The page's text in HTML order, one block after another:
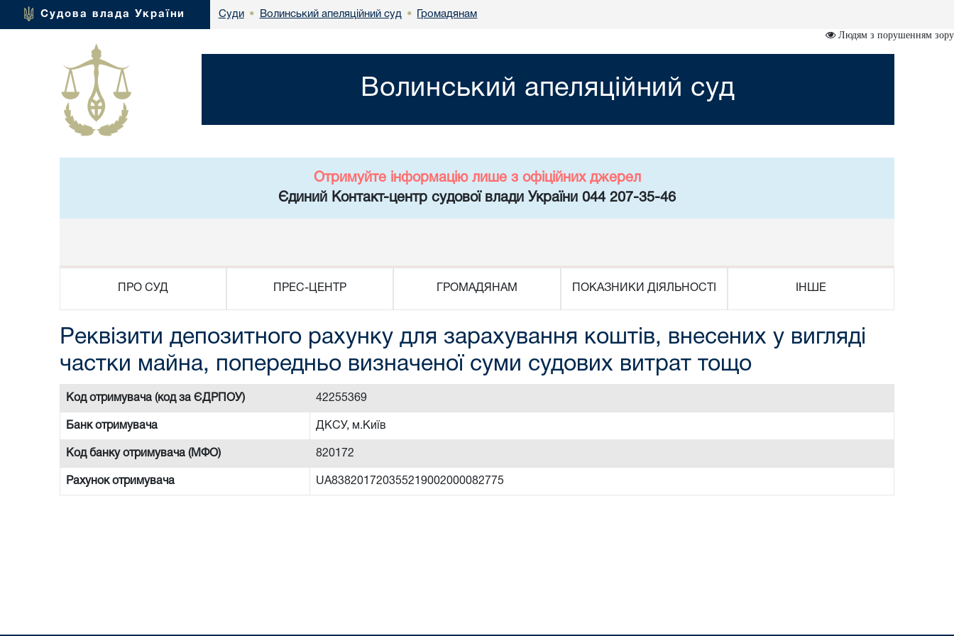
Судова влада України Суди • Волинський апеляційний суд • Громадянам
Людям з порушенням зору
Волинський апеляційний суд
Отримуйте інформацію лише з офіційних джерел
Єдиний Контакт-центр судової влади України 044 207-35-46
ПРО СУД ПРЕС-ЦЕНТР ГРОМАДЯНАМ ПОКАЗНИКИ ДІЯЛЬНОСТІ ІНШЕ
Реквізити депозитного рахунку для зарахування коштів, внесених у вигляді
частки майна, попередньо визначеної суми судових витрат тощо
Код отримувача (код за ЄДРПОУ) 42255369
Банк отримувача ДКСУ, м.Київ
Код банку отримувача (МФО) 820172
Рахунок отримувача UA838201720355219002000082775